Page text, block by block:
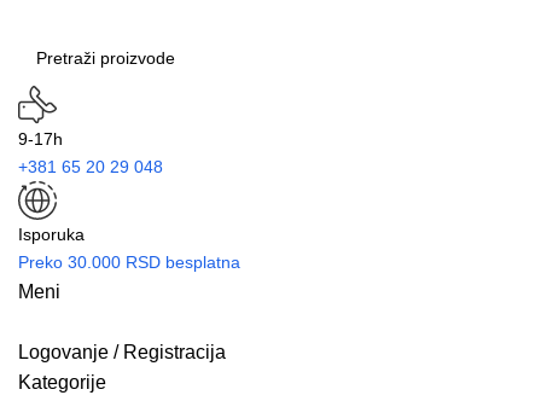
9-17h
+381 65 20 29 048
Isporuka
Preko 30.000 RSD besplatna
Meni
Logovanje / Registracija
Kategorije